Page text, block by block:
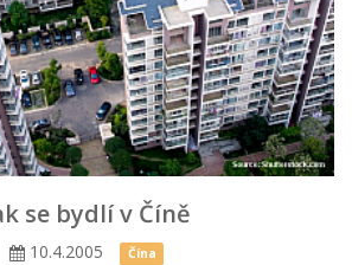
se bydlí v Číně
10.4.2005 Čína